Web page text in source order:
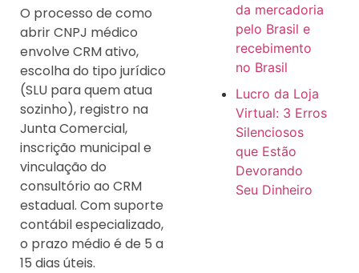
O processo de como
abrir CNPJ médico
envolve CRM ativo,
escolha do tipo jurídico
(SLU para quem atua
sozinho), registro na
Junta Comercial,
inscrição municipal e
vinculação do
consultório ao CRM
estadual. Com suporte
contábil especializado,
o prazo médio é de 5 a
15 dias úteis.
da mercadoria
pelo Brasil e
recebimento
no Brasil
Lucro da Loja
Virtual: 3 Erros
Silenciosos
que Estão
Devorando
Seu Dinheiro